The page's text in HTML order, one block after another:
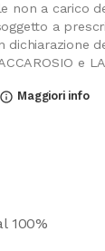
non a carico
a
dichiarazione
e
info_outline Maggiori info
100%